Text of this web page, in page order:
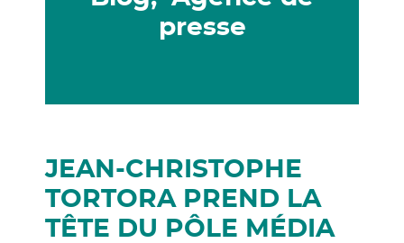
presse
JEAN-CHRISTOPHE
TORTORA PREND LA
TÊTE DU PÔLE MÉDIA